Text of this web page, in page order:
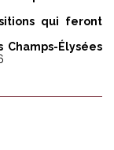
qui feront
Élysées